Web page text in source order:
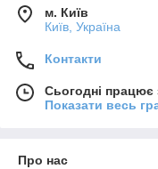
м. Київ
Київ, Україна
Контакти
Сьогодні працює
Показати весь
Про нас